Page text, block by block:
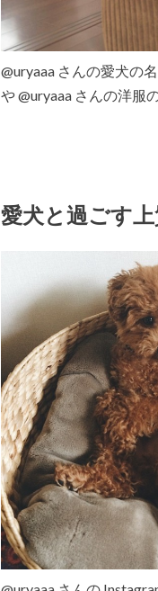
@uryaaa さんの愛犬の
や @uryaaa さんの洋服
愛犬と過ごす